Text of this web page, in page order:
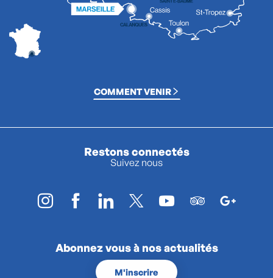
COMMENT VENIR
Restons connectés
Suivez nous
Abonnez vous à nos actualités
M'inscrire